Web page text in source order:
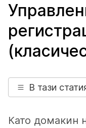
В тази
Като домакин